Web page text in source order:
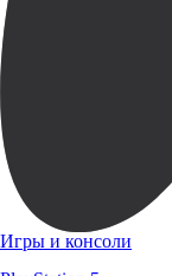
Игры и консоли